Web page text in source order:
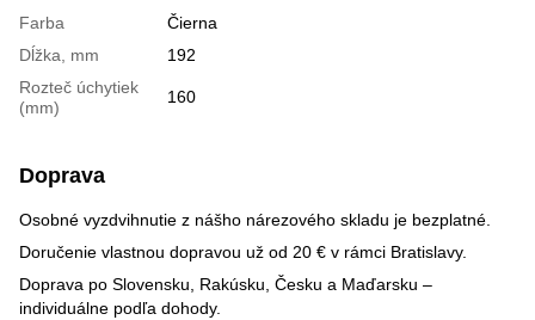
Farba
Čierna
Dĺžka, mm
192
Rozteč úchytiek
(mm)
160
Doprava
Osobné vyzdvihnutie z nášho nárezového skladu je bezplatné.
Doručenie vlastnou dopravou už od 20 € v rámci Bratislavy.
Doprava po Slovensku, Rakúsku, Česku a Maďarsku –
individuálne podľa dohody.